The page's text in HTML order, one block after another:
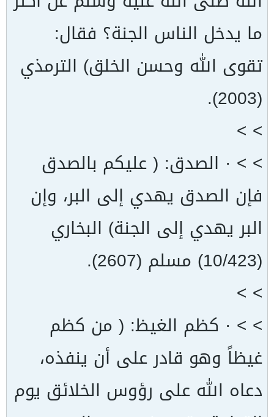
ما يدخل الناس الجنة؟ فقال:
تقوى الله وحسن الخلق) الترمذي
(2003).
> >
> > · الصدق: ( عليكم بالصدق
فإن الصدق يهدي إلى البر، وإن
البر يهدي إلى الجنة) البخاري
(10/423) مسلم (2607).
> >
> > · كظم الغيظ: ( من كظم
غيظاً وهو قادر على أن ينفذه،
دعاه الله على رؤوس الخلائق يوم